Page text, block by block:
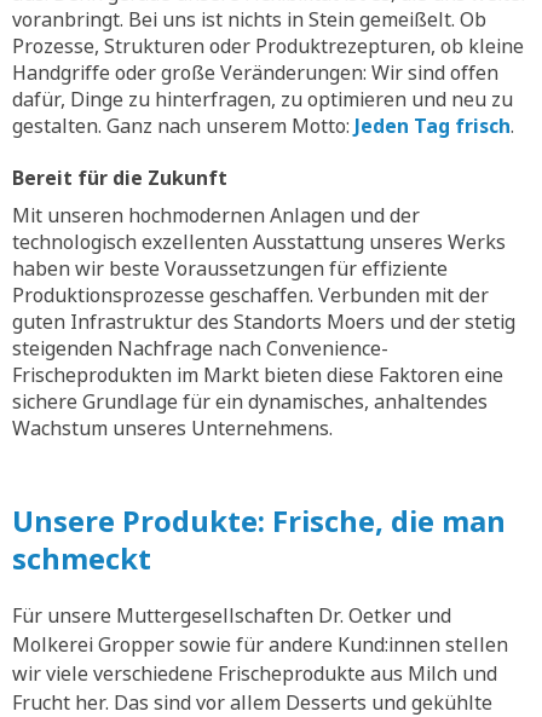
voranbringt. Bei uns ist nichts in Stein gemeißelt. Ob
Prozesse, Strukturen oder Produktrezepturen, ob kleine
Handgriffe oder große Veränderungen: Wir sind offen
dafür, Dinge zu hinterfragen, zu optimieren und neu zu
gestalten. Ganz nach unserem Motto: Jeden Tag frisch.
Bereit für die Zukunft
Mit unseren hochmodernen Anlagen und der
technologisch exzellenten Ausstattung unseres Werks
haben wir beste Voraussetzungen für effiziente
Produktionsprozesse geschaffen. Verbunden mit der
guten Infrastruktur des Standorts Moers und der stetig
steigenden Nachfrage nach Convenience-
Frischeprodukten im Markt bieten diese Faktoren eine
sichere Grundlage für ein dynamisches, anhaltendes
Wachstum unseres Unternehmens.
Unsere Produkte: Frische, die man
schmeckt
Für unsere Muttergesellschaften Dr. Oetker und
Molkerei Gropper sowie für andere Kund:innen stellen
wir viele verschiedene Frischeprodukte aus Milch und
Frucht her. Das sind vor allem Desserts und gekühlte